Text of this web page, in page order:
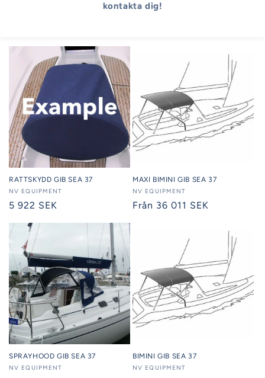
kontakta dig!
RATTSKYDD GIB SEA 37
Säljare:
NV EQUIPMENT
Ordinarie
5 922 SEK
MAXI BIMINI GIB SEA 37
Säljare:
NV EQUIPMENT
Ordinarie
Från 36 011 SEK
SPRAYHOOD GIB SEA 37
Säljare:
NV EQUIPMENT
BIMINI GIB SEA 37
Säljare:
NV EQUIPMENT